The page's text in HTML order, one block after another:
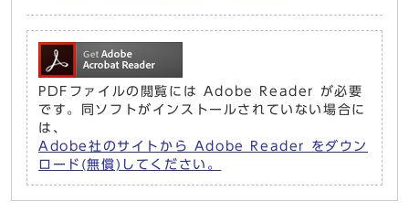
PDFファイルの閲覧には Adobe Reader が必要
です。同ソフトがインストールされていない場合に
は、
Adobe社のサイトから Adobe Reader をダウン
ロード(無償)してください。